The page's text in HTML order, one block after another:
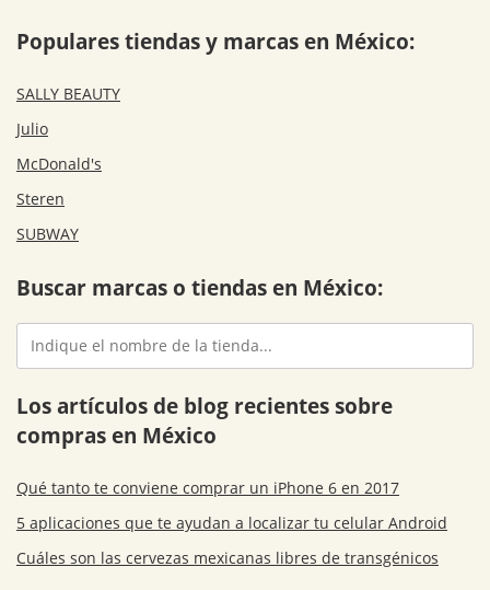
Populares tiendas y marcas en México:
SALLY BEAUTY
Julio
McDonald's
Steren
SUBWAY
Buscar marcas o tiendas en México:
Los artículos de blog recientes sobre
compras en México
Qué tanto te conviene comprar un iPhone 6 en 2017
5 aplicaciones que te ayudan a localizar tu celular Android
Cuáles son las cervezas mexicanas libres de transgénicos